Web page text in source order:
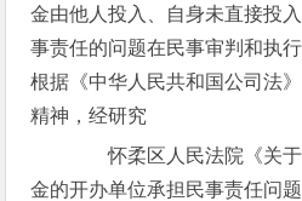
金由他人投入、自身未直接投
事责任的问题在民事审判和执
根据《中华人民共和国公司法
精神，经研究
怀柔区人民法院《关于
金的开办单位承担民事责任问